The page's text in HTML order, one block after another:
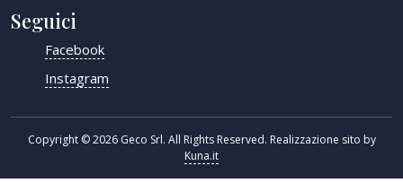
Seguici
Facebook
Instagram
Copyright © 2026 Geco Srl. All Rights Reserved. Realizzazione sito by
Kuna.it